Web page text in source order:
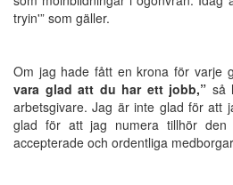
tryin'” som gäller.
Om jag hade fått en krona för varje
vara glad att du har ett jobb,” så
arbetsgivare. Jag är inte glad för att
glad för att jag numera tillhör den
accepterade och ordentliga